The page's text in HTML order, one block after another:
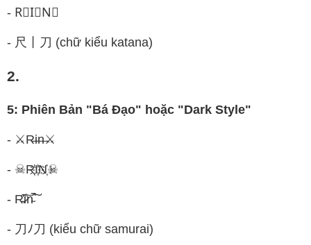
- R⃟I⃟N⃟
- 尺丨刀 (chữ kiểu katana)
2.
5: Phiên Bản "Bá Đạo" hoặc "Dark Style"
- ⚔R̶i̶n̶⚔
- ☠R҉I҉N҉☠
- R̵͊̔i̷̎͝n̴̚͠
- 刀ﾉ刀 (kiểu chữ samurai)